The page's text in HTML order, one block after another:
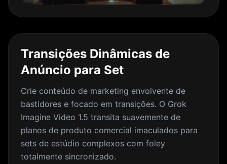
Transições Dinâmicas de
Anúncio para Set
Crie conteúdo de marketing envolvente de
bastidores e focado em transições. O Grok
Imagine Video 1.5 transita suavemente de
planos de produto comercial imaculados para
sets de estúdio complexos com foley
totalmente sincronizado.